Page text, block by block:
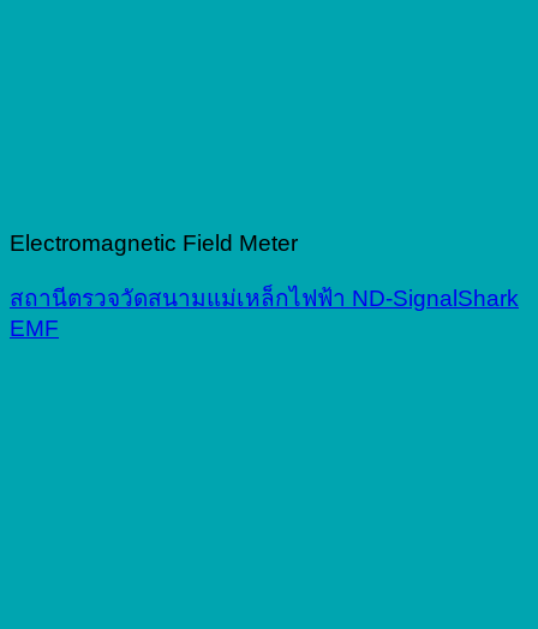
Electromagnetic Field Meter
สถานีตรวจวัดสนามแม่เหล็กไฟฟ้า ND-SignalShark
EMF